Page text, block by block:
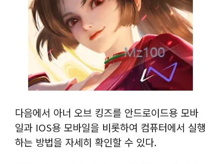
다음에서 아너 오브 킹즈를 안드로이드용 모바
일과 IOS용 모바일을 비롯하여 컴퓨터에서 실행
하는 방법을 자세히 확인할 수 있다.